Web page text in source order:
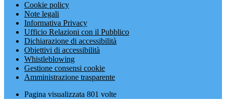
Cookie policy
Note legali
Informativa Privacy
Ufficio Relazioni con il Pubblico
Dichiarazione di accessibilità
Obiettivi di accessibilità
Whistleblowing
Gestione consensi cookie
Amministrazione trasparente
Pagina visualizzata 801 volte